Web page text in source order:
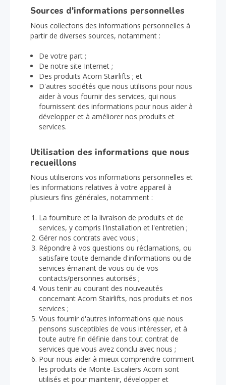
Sources d'informations personnelles
Nous collectons des informations personnelles à
partir de diverses sources, notamment :
De votre part ;
De notre site Internet ;
Des produits Acorn Stairlifts ; et
D'autres sociétés que nous utilisons pour nous
aider à vous fournir des services, qui nous
fournissent des informations pour nous aider à
développer et à améliorer nos produits et
services.
Utilisation des informations que nous
recueillons
Nous utiliserons vos informations personnelles et
les informations relatives à votre appareil à
plusieurs fins générales, notamment :
La fourniture et la livraison de produits et de
services, y compris l'installation et l'entretien ;
Gérer nos contrats avec vous ;
Répondre à vos questions ou réclamations, ou
satisfaire toute demande d'informations ou de
services émanant de vous ou de vos
contacts/personnes autorisés ;
Vous tenir au courant des nouveautés
concernant Acorn Stairlifts, nos produits et nos
services ;
Vous fournir d'autres informations que nous
pensons susceptibles de vous intéresser, et à
toute autre fin définie dans tout contrat de
services que vous avez conclu avec nous ;
Pour nous aider à mieux comprendre comment
les produits de Monte-Escaliers Acorn sont
utilisés et pour maintenir, développer et